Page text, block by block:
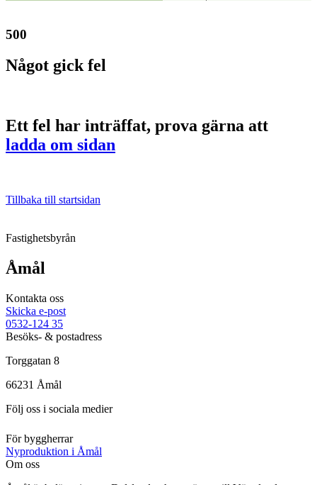
500
Något gick fel
Ett fel har inträffat, prova gärna att
ladda om sidan
Tillbaka till startsidan
Fastighetsbyrån
Åmål
Kontakta oss
Skicka e-post
0532-124 35
Besöks- & postadress
Torggatan 8
66231 Åmål
Följ oss i sociala medier
För byggherrar
Nyproduktion i Åmål
Om oss